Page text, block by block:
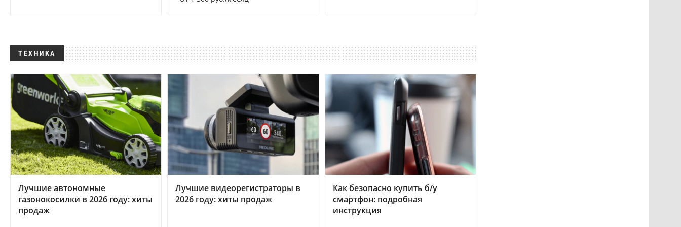
ТЕХНИКА
Лучшие автономные
газонокосилки в 2026 году: хиты
продаж
Лучшие видеорегистраторы в
2026 году: хиты продаж
Как безопасно купить б/у
смартфон: подробная
инструкция